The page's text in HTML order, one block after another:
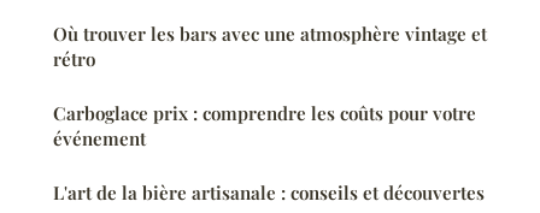
Où trouver les bars avec une atmosphère vintage et
rétro
Carboglace prix : comprendre les coûts pour votre
événement
L'art de la bière artisanale : conseils et découvertes